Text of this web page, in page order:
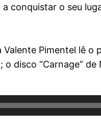
a conquistar o seu
Pimentel lê
disco “Carnage”